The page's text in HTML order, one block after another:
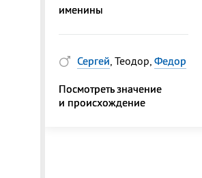
именины
Сергей, Теодор, Федор
Посмотреть значение
и происхождение